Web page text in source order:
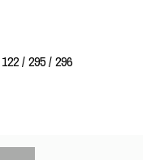
/ 295 / 296